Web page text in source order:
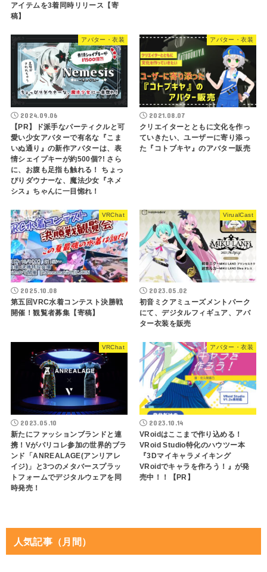
アイテムを3着同時リリース【寄
稿】
アバター・衣装
2024.09.06
【PR】ド派手なパーティクルと可
愛い少女アバターで有名な『こま
いぬ通り』の新作アバターは、表
情シェイプキーが約500個?! さら
に、お腹も足指も触れる！ ちょっ
ぴりダウナーな、魔法少女『ネメ
シス』ちゃんに一目惚れ！
アバター・衣装
2021.08.07
クリエイターとともに文化を作っ
ていきたい、ユーザーに寄り添っ
た『コトブキヤ』のアバター販売
VRChat
2025.10.08
第五回VRC水着コンテスト決勝戦
開催！観覧者募集【寄稿】
VirualCast
2023.05.02
初音ミクアミューズメントパーク
にて、デジタルフィギュア、アバ
ター衣装を販売
VRChat
2023.05.10
新たにファッションブランドと連
携！Vがパリコレ参加の世界的ブラ
ンド「ANREALAGE(アンリアレ
イジ)」と3つのメタバースプラッ
トフォームでデジタルウェアを同
時発売！
アバター・衣装
2023.10.14
VRoidはここまで作り込める！
VRoid Studio特化のハウツー本
『3Dマイキャラメイキング
VRoidでキャラを作ろう！』が発
売中！！【PR】
人気記事（月間）